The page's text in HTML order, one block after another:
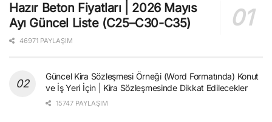
Hazır Beton Fiyatları | 2026 Mayıs
Ayı Güncel Liste (C25–C30-C35)
46971 PAYLAŞIM
Güncel Kira Sözleşmesi Örneği (Word Formatında) Konut
ve İş Yeri İçin | Kira Sözleşmesinde Dikkat Edilecekler
15747 PAYLAŞIM